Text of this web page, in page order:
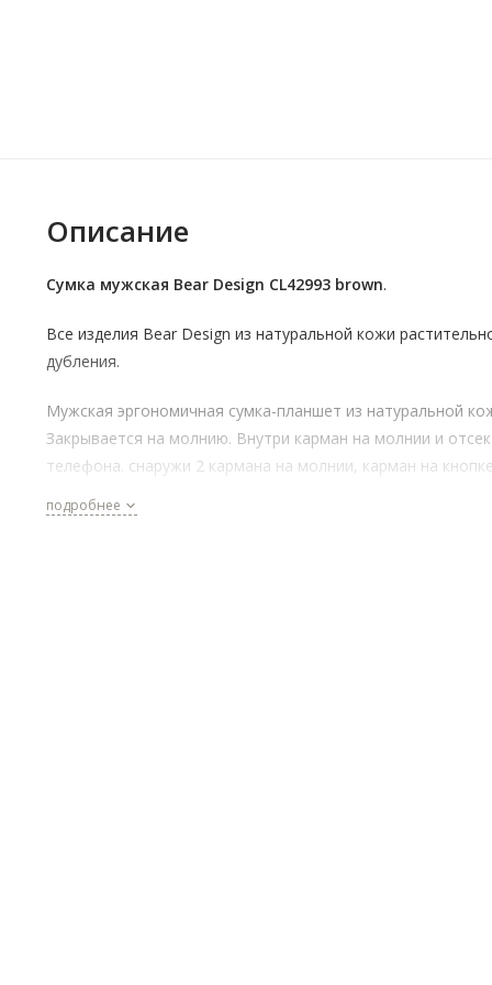
Описание
Сумка мужская Bear Design CL42993 brown.
Все изделия Bear Design из натуральной кожи
дубления.
Мужская эргономичная сумка-планшет из натуральной
Закрывается на молнию. Внутри карман на молнии и
телефона. снаружи 2 кармана на молнии, карман на
открытый карман. Ремень регулируется по длине. В
прилагается фирменный кожаный брелок.
подробнее